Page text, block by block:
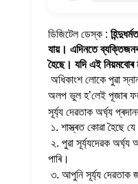
ডিজিটেল ডেস্ক :
যায়। এদিনতে
হৈছে। যদি এই নিয়মবোৰ
অধিকাংশ লোকে পুৱা
অলপ ভুল হ’লেই পূজাৰ ফল
সূৰ্য্য দেৱতাক অৰ্ঘ্য
১. শাস্ত্ৰত কোৱা হৈছে
২. পুৱা সূৰ্য্যদেৱক অৰ্ঘ্য
পাৰি।
৩. আপুনি সূৰ্য্য দেৱতাক